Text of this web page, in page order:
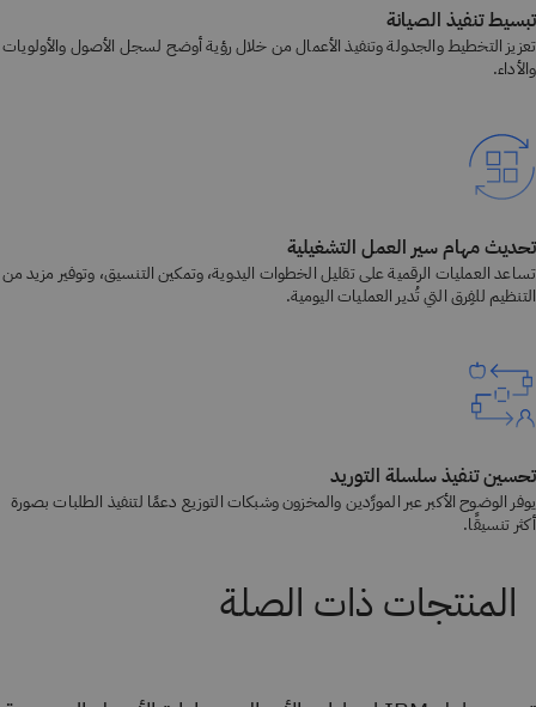
تبسيط تنفيذ الصيانة
تعزيز التخطيط والجدولة وتنفيذ الأعمال من خلال رؤية أوضح لسجل الأصول والأولويات
والأداء.
تحديث مهام سير العمل التشغيلية
تساعد العمليات الرقمية على تقليل الخطوات اليدوية، وتمكين التنسيق، وتوفير مزيد من
التنظيم للفِرق التي تُدير العمليات اليومية.
تحسين تنفيذ سلسلة التوريد
يوفر الوضوح الأكبر عبر المورِّدين والمخزون وشبكات التوزيع دعمًا لتنفيذ الطلبات بصورة
أكثر تنسيقًا.
المنتجات ذات الصلة